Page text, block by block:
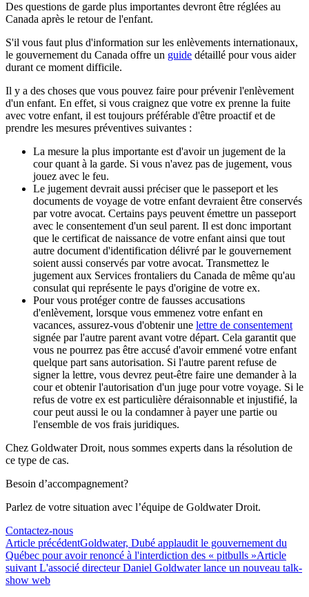
Des questions de garde plus importantes devront être réglées au
Canada après le retour de l'enfant.
S'il vous faut plus d'information sur les enlèvements internationaux,
le gouvernement du Canada offre un guide détaillé pour vous aider
durant ce moment difficile.
Il y a des choses que vous pouvez faire pour prévenir l'enlèvement
d'un enfant. En effet, si vous craignez que votre ex prenne la fuite
avec votre enfant, il est toujours préférable d'être proactif et de
prendre les mesures préventives suivantes :
La mesure la plus importante est d'avoir un jugement de la
cour quant à la garde. Si vous n'avez pas de jugement, vous
jouez avec le feu.
Le jugement devrait aussi préciser que le passeport et les
documents de voyage de votre enfant devraient être conservés
par votre avocat. Certains pays peuvent émettre un passeport
avec le consentement d'un seul parent. Il est donc important
que le certificat de naissance de votre enfant ainsi que tout
autre document d'identification délivré par le gouvernement
soient aussi conservés par votre avocat. Transmettez le
jugement aux Services frontaliers du Canada de même qu'au
consulat qui représente le pays d'origine de votre ex.
Pour vous protéger contre de fausses accusations
d'enlèvement, lorsque vous emmenez votre enfant en
vacances, assurez-vous d'obtenir une lettre de consentement
signée par l'autre parent avant votre départ. Cela garantit que
vous ne pourrez pas être accusé d'avoir emmené votre enfant
quelque part sans autorisation. Si l'autre parent refuse de
signer la lettre, vous devrez peut-être faire une demander à la
cour et obtenir l'autorisation d'un juge pour votre voyage. Si le
refus de votre ex est particulière déraisonnable et injustifié, la
cour peut aussi le ou la condamner à payer une partie ou
l'ensemble de vos frais juridiques.
Chez Goldwater Droit, nous sommes experts dans la résolution de
ce type de cas.
Besoin d’accompagnement?
Parlez de votre situation avec l’équipe de Goldwater Droit.
Contactez-nous
Article précédentGoldwater, Dubé applaudit le gouvernement du
Québec pour avoir renoncé à l'interdiction des « pitbulls »Article
suivant L'associé directeur Daniel Goldwater lance un nouveau talk-
show web